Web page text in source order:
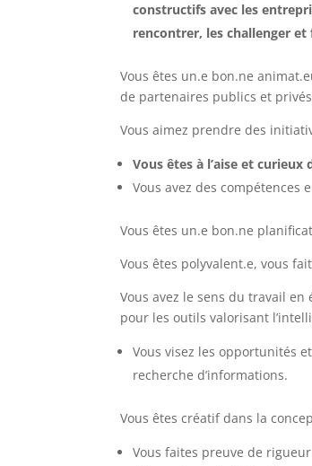
constructifs avec les
rencontrer, les challenger
Vous êtes un.e bon.ne
de partenaires publics et
Vous aimez prendre des
Vous êtes à l’aise et
Vous avez des compétences
Vous êtes un.e bon.ne
Vous êtes polyvalent.e, vous
Vous avez le sens du travail
pour les outils valorisant
Vous visez les opportunités
recherche d’informations.
Vous êtes créatif dans la
Vous faites preuve de